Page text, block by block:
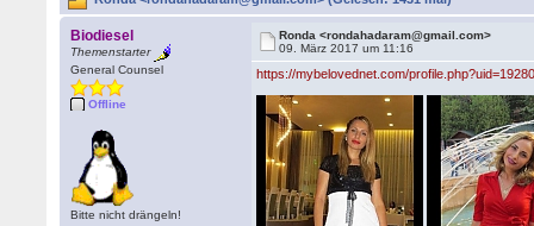
Biodiesel
Themenstarter
General Counsel
Offline
Bitte nicht drängeln!
Ronda <rondahadaram@gmail.com>
09. März 2017 um 11:16
https://mybelovednet.com/